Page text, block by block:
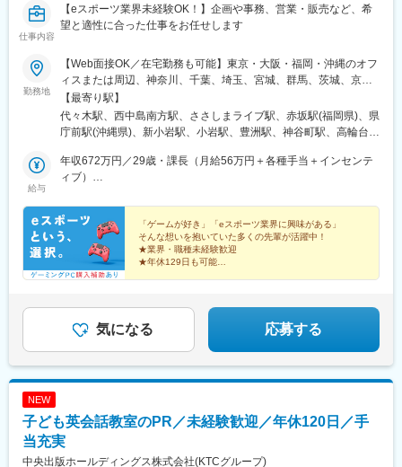
中野駅、大崎広小路駅、吉祥寺駅、池袋駅、赤羽岩淵駅、とうき
ょうスカイツリー駅、住吉駅(東京都)、祐天寺駅、国道駅、平沼橋
勢佐木長者町駅、馬車道駅、鶴見駅、北茅ケ崎駅、京急川崎駅、
登戸駅、本八幡駅(都営線)、市川駅、千葉駅、西船橋駅、本川越
駅、仙台駅(地下鉄)、広瀬通駅、野江内代駅、海老江駅、西長堀
駅、谷町九丁目駅、ＪＲ難波駅、新深江駅、千林駅、松虫駅、住
吉東駅、今川駅(大阪府)、天下茶屋駅、今福鶴見駅、安立町駅、出
戸駅、中崎町駅、谷町四丁目駅、大阪天満宮駅、本町駅、大阪難
波駅、大小路駅、心斎橋駅、高槻市駅、千里中央駅(大阪モノレー
ル)、鳴滝駅、六地蔵駅(奈良線)、二条城前駅、観月橋駅、南公園
駅(阪急線)、新長田駅、中山観音駅、紀伊中ノ島駅、聖マリア病院
前駅、東中間駅、佐世保中央駅、西鉄香椎駅、金山駅(福岡県)、名
鉄名古屋駅、丸の内駅(愛知県)、栄町駅(愛知県)、久屋大通駅、高
岳駅、東別院駅、大須観音駅、三河知立駅、新浜松駅、あすなろ
う四日市駅、新大阪駅、南新宿駅、西鉄福岡駅、旭橋駅、六本木
京橋駅(東京都)、京成関屋駅、御徒町駅、大森海岸駅、銀座一丁目
駅、茅場町駅、馬喰町駅、東池袋駅、曳舟駅、西横浜駅、横浜
駅、日本大通り駅、市川真間駅、鬼越駅、京成千葉駅、川越市
駅、あおば通駅、野田駅(阪神線)、四天王寺前夕陽ケ丘駅、大国町
駅、森小路駅、昭和町駅(大阪府)、針中野駅、花園町駅、細井川
線)、四ツ橋駅、花田口駅、撮影所前駅、六地蔵駅(京阪線)、桃山
御陵前駅、市民広場駅、三宮・花時計前駅、板宿駅、香椎宮前
駅、亀島駅、国際センター駅、矢場町駅、第一通り駅、近鉄四日
市駅
駅、西天下茶屋駅、三国駅(大阪府)、横堤駅、住ノ江駅、喜連瓜破
駅、大阪梅田駅(阪急線)、堺筋本町駅、堺駅、深井駅、石津川駅、
駅、なんば駅(地下鉄)、西大橋駅、弁天町駅、北千里駅、曽根駅
(大阪府)、南摂津駅、大日駅、長堀橋駅、枚方公園駅、高槻駅、り
んくうタウン駅、八尾南駅、千里中央駅(北大阪急行)、古川橋駅、
伏見桃山駅、馬堀駅、淀駅、松井山手駅、常盤駅(京都府)、西京極
駅、醍醐駅(京都府)、六地蔵駅(京都市営)、洛西口駅、二条駅、五
条駅(京都市営)、上鳥羽口駅、貴船口駅、桃山駅、大池駅、中埠頭
駅、星の駅、岡本駅(兵庫県)、滝の茶屋駅、湊川公園駅、山陽天満
駅、旧居留地・大丸前駅、三木駅(神戸電鉄線)、本竜野駅、仁川
駅、伊保駅、加太駅(和歌山県)、学園都市駅、春日野道駅(阪神
学研奈良登美ケ丘駅、近江八幡駅、草津駅(滋賀県)、石山駅、近江
神宮前駅、南彦根駅、中松江駅、和歌山駅、紀ノ川駅、木太町
駅、新居浜駅、井口駅(広島県)、ししぶ駅、遠賀野駅、花畑駅、宇
美駅、行橋駅、赤間駅、西鉄柳川駅、筑前前原駅、蒲池駅(福岡
県)、飯塚駅、大保駅、笹原駅、瀬高駅、春日原駅、羽犬塚駅、上
県)、南大分駅、佐世保駅、諫早駅、幸駅、光の森駅、八代駅、鳥
栖駅、武雄温泉駅、宮崎駅、西都城駅、上塩屋駅、枕崎駅、国分
駅(鹿児島県)、香椎駅、今宿駅、次郎丸駅、茶山駅(福岡県)、赤嶺
駅、てだこ浦西駅、首里駅、中村公園駅、上飯田駅、浄心駅、覚
王山駅、高蔵寺駅、新静岡駅、柳川駅、日赤病院前駅、陸前高砂
王子駅、調布駅、西国分寺駅、狭山市駅、青梅駅、阿佐ケ谷駅、
水戸駅、男川駅、北参道駅、南方駅(大阪府)、米野駅、西鉄福岡
駅、虎ノ門ヒルズ駅、高輪ゲートウェイ駅、赤羽橋駅、汐留駅、
溜池山王駅、浜松町駅、西日暮里駅、代官山駅、西早稲田駅、新
仕事内容
【eスポーツ業界未経験OK！】企画や事務、営業・販売など、希
望と適性に合った仕事をお任せします
勤務地
【Web面接OK／在宅勤務も可能】東京・大阪・福岡・沖縄のオフ
ィスまたは周辺、神奈川、千葉、埼玉、宮城、群馬、茨城、京
都、兵庫、奈良、滋賀、和歌山、愛知、三重、岐阜、静岡、香
川、愛媛、広島、岡山、福岡、佐賀、長崎、熊本、大分、宮崎、
鹿児島、沖縄の各勤務先★全国から応募可能！★関東・関西のみ
ト！お住まい問わず、ご応募いただけます◎＼＼積極採用中！／
／★勤務地は希望を考慮し決定します。★転勤なし！★U・Iター
＞東京都豊島区東池袋3-7-9 AS ONE東池袋ビル7階＜名古屋支
社＞愛知県名古屋市中村区池町4－60－12 グローバルゲート12F
＜大阪支社＞大阪府大阪市淀川区西中島4-3-8 新大阪阪神ビル7
階＜福岡支社＞福岡県福岡市中央区大名２丁目 9-17 ARISTO大
名 3F＜沖縄支社＞沖縄県那覇市久茂地2丁目3-9 8階西
【最寄り駅】
代々木駅、西中島南方駅、ささしまライブ駅、赤坂駅(福岡県)、県
庁前駅(沖縄県)、新小岩駅、小岩駅、豊洲駅、神谷町駅、高輪台
駅(舎人ライナー)、三鷹駅、恵比寿駅、広尾駅、渋谷駅、高田馬場
駅、四ツ谷駅、新宿三丁目駅、三軒茶屋駅、霞ケ関駅(東京都)、末
(東京都)、飯田橋駅、有楽町駅、綾瀬駅、北千住駅、上野御徒町
駅、蒲田駅、大森駅(東京都)、東銀座駅、日本橋駅(東京都)、三越
前駅、小伝馬町駅、八丁堀駅(東京都)、中野坂上駅、中野駅(東京
都)、町田駅、目黒駅、立会川駅、五反田駅、井の頭公園駅、都電
雑司ケ谷駅、赤羽駅、押上駅、錦糸町駅、中目黒駅、大崎駅、鶴
駅、屏風浦駅、金沢文庫駅、新羽駅、戸塚駅、上永谷駅、鶴ケ峰
駅、瀬谷駅、立場駅、青葉台駅、センター南駅、鹿島田駅、武蔵
小杉駅、武蔵溝ノ口駅、生田駅(神奈川県)、鷺沼駅、柿生駅、相模
橋駅、浦安駅(千葉県)、国府台駅、京成八幡駅、谷津駅、幸谷駅、
蘇我駅、新千葉駅、京成西船駅、柏駅、実籾駅、スポーツセンタ
ー駅、誉田駅、検見川浜駅、浦和駅、大宮駅(埼玉県)、熊谷駅、所
給与
年収672万円／29歳・課長（月給56万円＋各種手当＋インセンテ
ィブ）
ィブ）
「ゲームが好き」「eスポーツ業界に興味がある」
そんな想いを抱いていた多くの先輩が活躍中！
★業界・職種未経験歓迎
★年休129日も可能
気になる 応募する
NEW
子ども英会話教室のPR／未経験歓迎／年休120日／手
当充実
中央出版ホールディングス株式会社(KTCグループ)